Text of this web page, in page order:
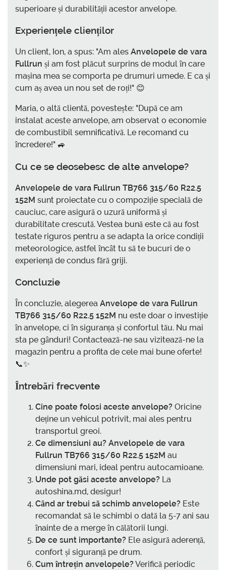
superioare și durabilității acestor anvelope.
Experiențele clienților
Un client, Ion, a spus: "Am ales Anvelopele de vara
Fullrun și am fost plăcut surprins de modul în care
mașina mea se comporta pe drumuri umede. E ca și
cum aș avea un nou set de roți!" 😊
Maria, o altă clientă, povestește: "După ce am
instalat aceste anvelope, am observat o economie
de combustibil semnificativă. Le recomand cu
încredere!" 🚙
Cu ce se deosebesc de alte anvelope?
Anvelopele de vara Fullrun TB766 315/60 R22.5
152M sunt proiectate cu o compoziție specială de
cauciuc, care asigură o uzură uniformă și
durabilitate crescută. Vestea bună este că au fost
testate riguros pentru a se adapta la orice condiții
meteorologice, astfel încât tu să te bucuri de o
experiență de condus fără griji.
Concluzie
În concluzie, alegerea Anvelope de vara Fullrun
TB766 315/60 R22.5 152M nu este doar o investiție
în anvelope, ci în siguranța și confortul tău. Nu mai
sta pe gânduri! Contactează-ne sau vizitează-ne la
magazin pentru a profita de cele mai bune oferte!
📞✨
Întrebări frecvente
Cine poate folosi aceste anvelope? Oricine
deține un vehicul potrivit, mai ales pentru
transportul greoi.
Ce dimensiuni au? Anvelopele de vara
Fullrun TB766 315/60 R22.5 152M au
dimensiuni mari, ideal pentru autocamioane.
Unde pot găsi aceste anvelope? La
autoshina.md, desigur!
Când ar trebui să schimb anvelopele? Este
recomandat să le schimbi o dată la 5-7 ani sau
înainte de a merge în călătorii lungi.
De ce sunt importante? Ele asigură aderență,
confort și siguranță pe drum.
Cum întrețin anvelopele? Verifică periodic